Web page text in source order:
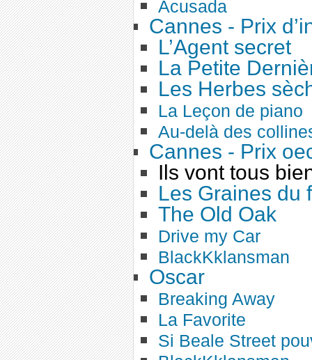
Acusada
Cannes - Prix
L’Agent secret
La Petite
Les Herbes
La Leçon de piano
Au-delà des
Cannes - Prix
Ils vont tous
Les Graines du
The Old Oak
Drive my Car
BlackKklansman
Oscar
Breaking Away
La Favorite
Si Beale Street